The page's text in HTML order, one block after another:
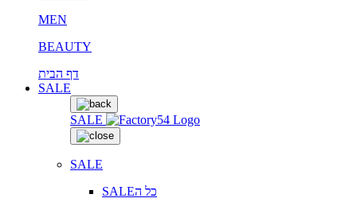
MEN
BEAUTY
דף הבית
SALE
SALE
SALE
SALEכל ה